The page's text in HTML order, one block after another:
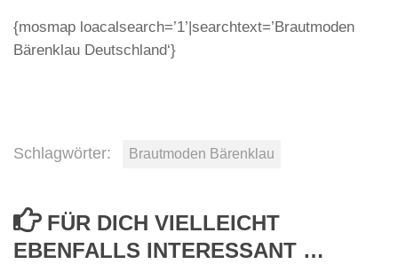
{mosmap loacalsearch=’1’|searchtext=’Brautmoden
Bärenklau Deutschland‘}
Schlagwörter: Brautmoden Bärenklau
FÜR DICH VIELLEICHT
EBENFALLS INTERESSANT …